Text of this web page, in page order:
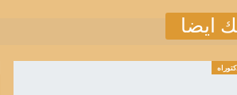
ايضا